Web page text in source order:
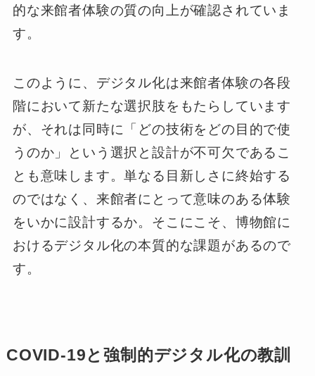
的な来館者体験の質の向上が確認されていま
す。
このように、デジタル化は来館者体験の各段
階において新たな選択肢をもたらしています
が、それは同時に「どの技術をどの目的で使
うのか」という選択と設計が不可欠であるこ
とも意味します。単なる目新しさに終始する
のではなく、来館者にとって意味のある体験
をいかに設計するか。そこにこそ、博物館に
おけるデジタル化の本質的な課題があるので
す。
COVID-19と強制的デジタル化の教訓